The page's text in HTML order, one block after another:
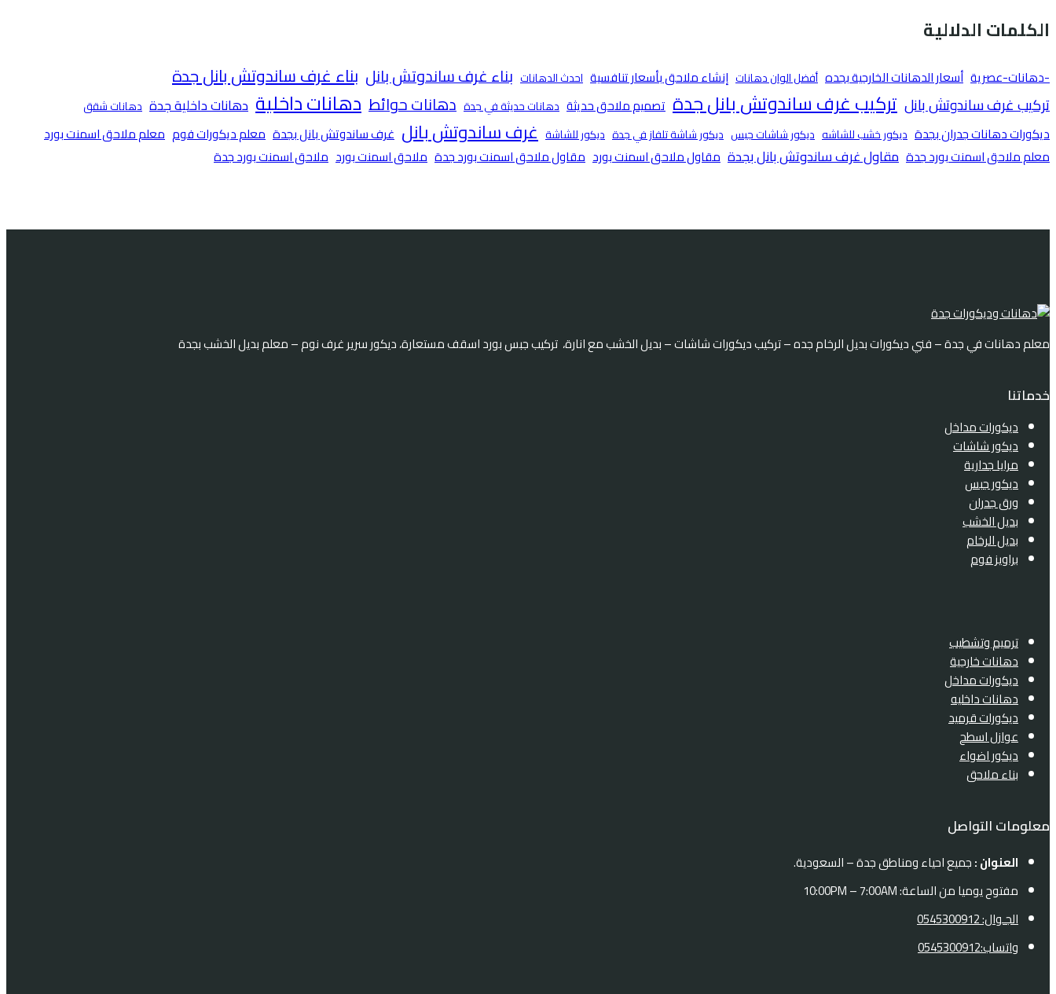
الكلمات الدلالية
-دهانات-عصرية أسعار الدهانات الخارجية بجده أفضل الوان دهانات إنشاء ملاحق بأسعار تنافسية احدث الدهانات بناء غرف ساندوتش بانل بناء غرف ساندوتش بانل جدة
تركيب غرف ساندوتش بانل تركيب غرف ساندوتش بانل جدة تصميم ملاحق حديثة دهانات حديثة في جدة دهانات حوائط دهانات داخلية دهانات داخلية جدة دهانات شقق
ديكورات دهانات جدران بجدة ديكور خشب للشاشه ديكور شاشات جبس ديكور شاشة تلفاز في جدة ديكور للشاشة غرف ساندوتش بانل غرف ساندوتش بانل بجدة معلم ديكورات فوم معلم ملاحق اسمنت بورد
معلم ملاحق اسمنت بورد جدة مقاول غرف ساندوتش بانل بجدة مقاول ملاحق اسمنت بورد مقاول ملاحق اسمنت بورد جدة ملاحق اسمنت بورد ملاحق اسمنت بورد جدة
معلم دهانات في جدة – فني ديكورات بديل الرخام جده – تركيب ديكورات شاشات – بديل الخشب مع انارة، تركيب جبس بورد اسقف مستعارة، ديكور سرير غرف نوم – معلم بديل الخشب بجدة
خدماتنا
ديكورات مداخل
ديكور شاشات
مرايا جدارية
ديكور جبس
ورق جدران
بديل الخشب
بديل الرخام
براويز فوم
ترميم وتشطيب
دهانات خارجية
ديكورات مداخل
دهانات داخليه
ديكورات قرميد
عوازل اسطح
ديكور اضواء
بناء ملاحق
معلومات التواصل
العنوان :جميع احياء ومناطق جدة – السعودية.
مفتوح يوميا من الساعة: 10:00PM – 7:00AM
الجـوال: 0545300912
واتساب:0545300912